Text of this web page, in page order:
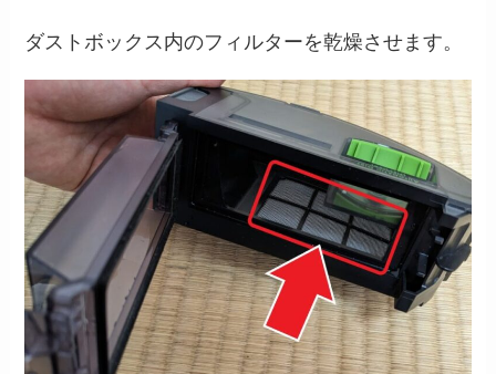
ダストボックス内のフィルターを乾燥させます。